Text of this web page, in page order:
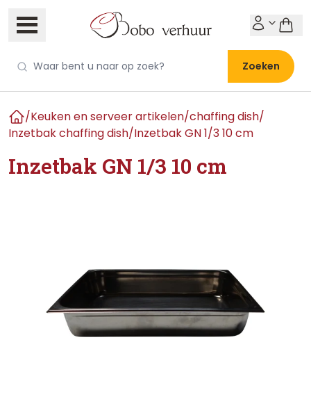
Zoeken
Home
/Keuken en serveer artikelen/chaffing dish/
Inzetbak chaffing dish/Inzetbak GN 1/3 10 cm
Inzetbak GN 1/3 10 cm